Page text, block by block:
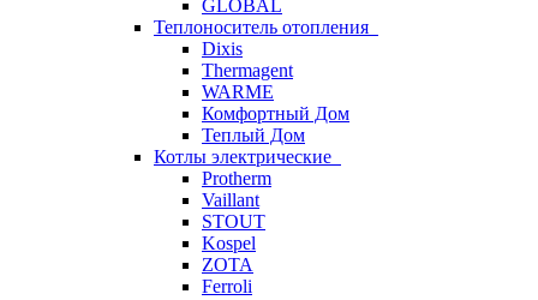
GLOBAL
Теплоноситель отопления
Dixis
Thermagent
WARME
Комфортный Дом
Теплый Дом
Котлы электрические
Protherm
Vaillant
STOUT
Kospel
ZOTA
Ferroli